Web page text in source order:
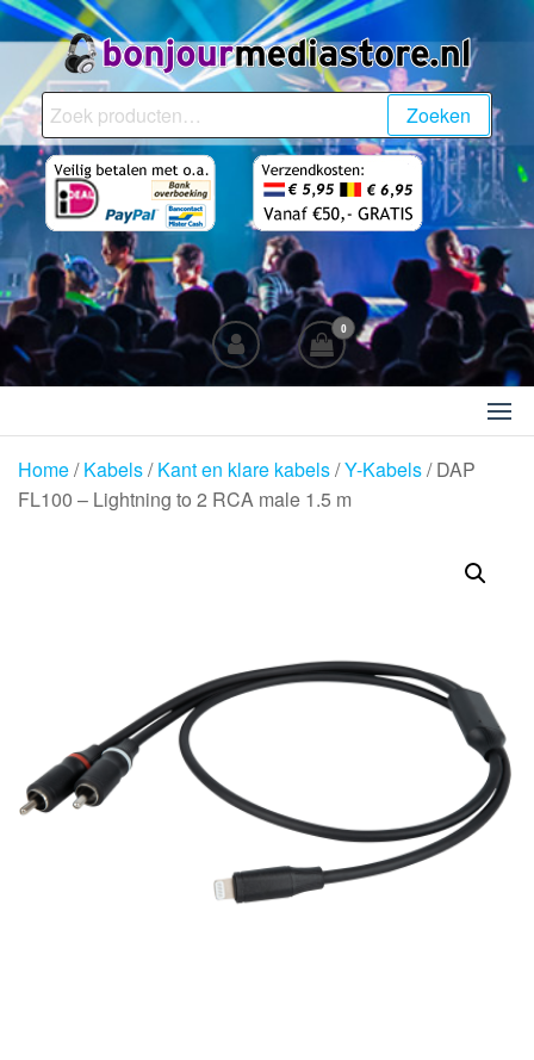
Ga
naar
inhoudBonjourMediaStore.nl
Professionals in
Zoeken
naar:
Zoeken
0
Home/Kabels/Kant en klare kabels/Y-Kabels/ DAP
FL100 – Lightning to 2 RCA male 1.5 m